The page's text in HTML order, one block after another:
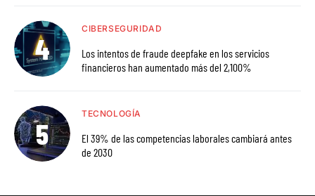
CIBERSEGURIDAD
Los intentos de fraude deepfake en los servicios
financieros han aumentado más del 2,100%
TECNOLOGÍA
El 39% de las competencias laborales cambiará antes
de 2030